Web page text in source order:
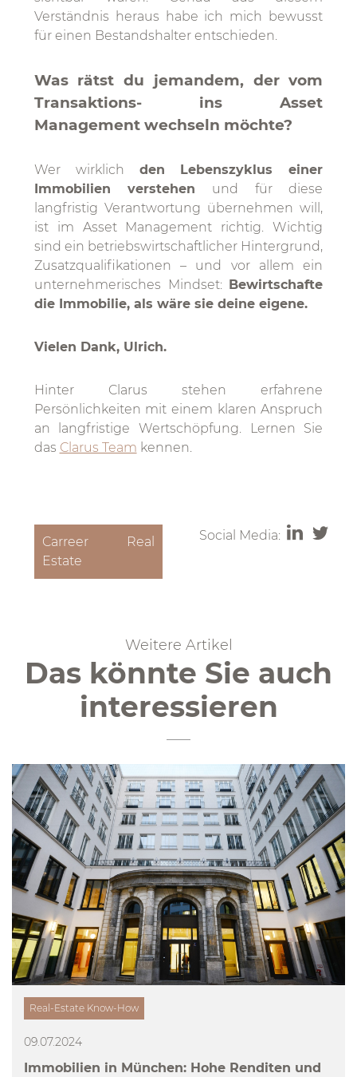
Verständnis heraus habe ich mich bewusst
für einen Bestandshalter entschieden.
Was rätst du jemandem, der vom
Transaktions- ins Asset
Management wechseln möchte?
Wer wirklich den Lebenszyklus einer
Immobilien verstehen und für diese
langfristig Verantwortung übernehmen will,
ist im Asset Management richtig. Wichtig
sind ein betriebswirtschaftlicher Hintergrund,
Zusatzqualifikationen – und vor allem ein
unternehmerisches Mindset:
Bewirtschafte
die Immobilie, als wäre sie deine eigene.
Vielen Dank, Ulrich.
Hinter Clarus stehen erfahrene
Persönlichkeiten mit einem klaren Anspruch
an langfristige Wertschöpfung. Lernen Sie
das Clarus Team kennen.
Carreer Real
Estate
Social Media:
Weitere Artikel
Das könnte Sie auch
interessieren
Real-Estate Know-How
09.07.2024
Immobilien in München: Hohe Renditen und